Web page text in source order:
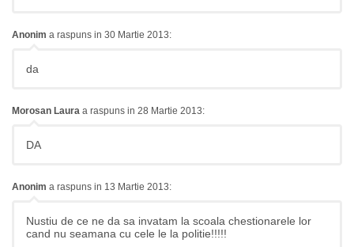
Anonim a raspuns in 30 Martie 2013:
da
Morosan Laura a raspuns in 28 Martie 2013:
DA
Anonim a raspuns in 13 Martie 2013:
Nustiu de ce ne da sa invatam la scoala chestionarele lor
cand nu seamana cu cele le la politie!!!!!